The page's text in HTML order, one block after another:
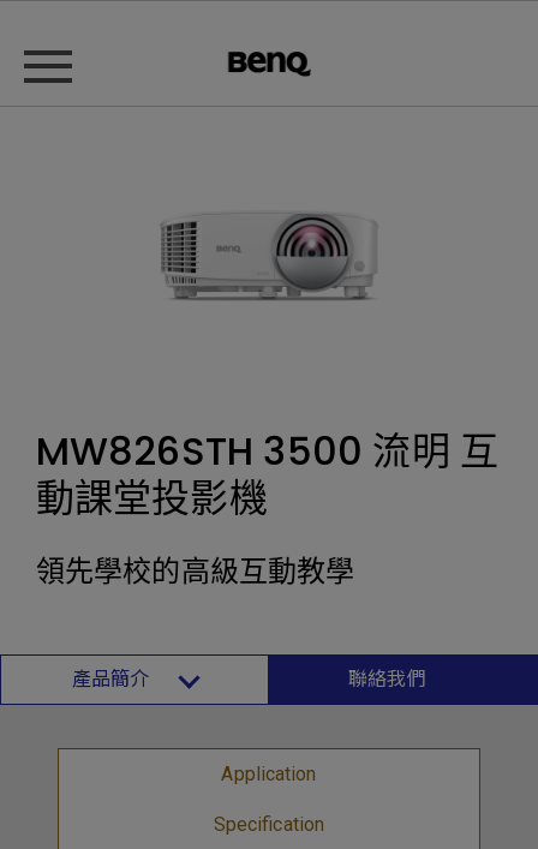
MW826STH 3500 流明 互
動課堂投影機
領先學校的高級互動教學
產品簡介 聯絡我們
Application
Specification